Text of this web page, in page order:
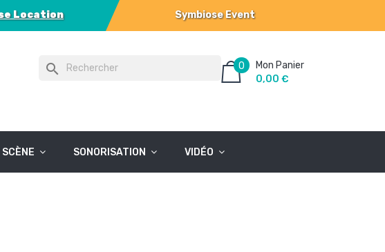
Location Symbiose Event
Mon Panier
0
0,00 €
search
SCÈNE SONORISATION VIDÉO